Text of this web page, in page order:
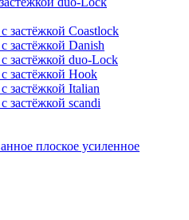
застёжкой Coastlock
застёжкой Danish
застёжкой duo-Lock
застёжкой Hook
застёжкой Italian
застёжкой scandi
плоское усиленное